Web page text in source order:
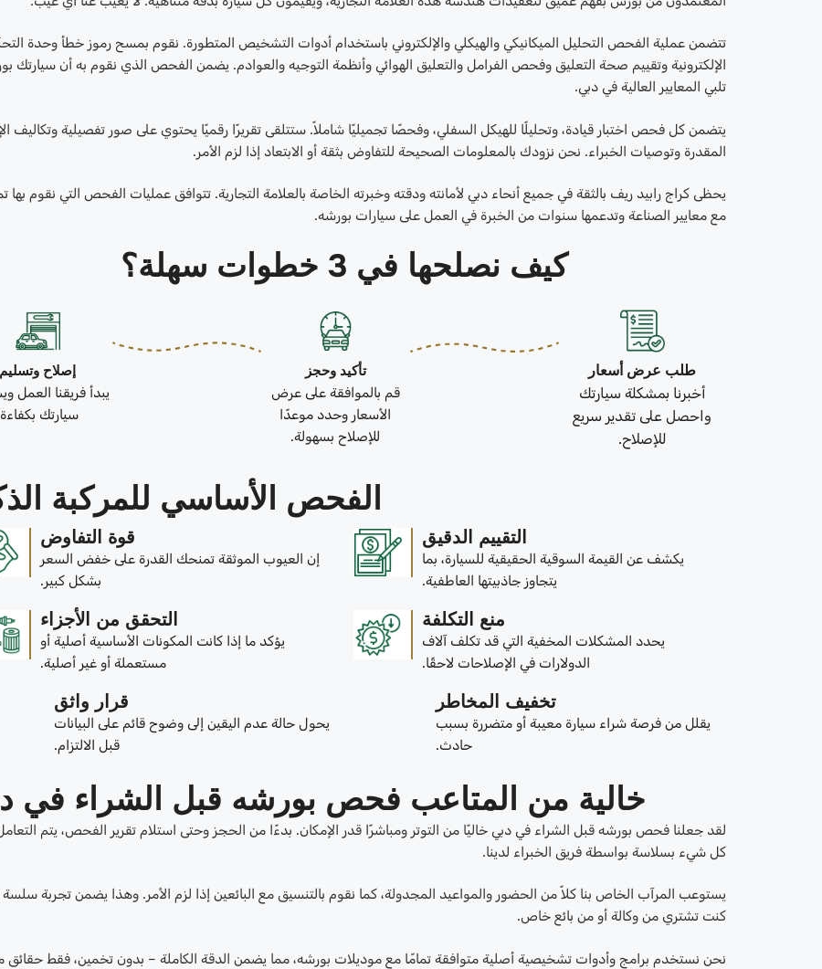
تتضمن عملية الفحص التحليل الميكانيكي والهيكلي والإلكتروني باستخدام أدوات التشخيص المتطورة. نقوم بمسح رموز خطأ وحدة
الإلكترونية وتقييم صحة التعليق وفحص الفرامل والتعليق الهوائي وأنظمة التوجيه والعوادم. يضمن الفحص الذي نقوم به أن سيارتك
تلبي المعايير العالية في دبي.
يتضمن كل فحص اختبار قيادة، وتحليلًا للهيكل السفلي، وفحصًا تجميليًا شاملاً. ستتلقى تقريرًا رقميًا يحتوي على صور تفصيلية وتكاليف
المقدرة وتوصيات الخبراء. نحن نزودك بالمعلومات الصحيحة للتفاوض بثقة أو الابتعاد إذا لزم الأمر.
يحظى كراج رابيد ريف بالثقة في جميع أنحاء دبي لأمانته ودقته وخبرته الخاصة بالعلامة التجارية. تتوافق عمليات الفحص التي نقوم بها
مع معايير الصناعة وتدعمها سنوات من الخبرة في العمل على سيارات بورشه.
كيف نصلحها في 3 خطوات سهلة؟
طلب عرض أسعار
أخبرنا بمشكلة سيارتك
واحصل على تقدير سريع
للإصلاح.
تأكيد وحجز
قم بالموافقة على عرض
الأسعار وحدد موعدًا
للإصلاح بسهولة.
إصلاح وتسليم
يبدأ فريقنا العمل
سيارتك
الفحص الأساسي للمركبة
التقييم الدقيق
يكشف عن القيمة السوقية الحقيقية للسيارة، بما
يتجاوز جاذبيتها العاطفية.
قوة التفاوض
إن العيوب الموثقة تمنحك القدرة على خفض السعر
بشكل كبير.
منع التكلفة
يحدد المشكلات المخفية التي قد تكلف آلاف
الدولارات في الإصلاحات لاحقًا.
التحقق من الأجزاء
يؤكد ما إذا كانت المكونات الأساسية أصلية أو
مستعملة أو غير أصلية.
تخفيف المخاطر
يقلل من فرصة شراء سيارة معيبة أو متضررة بسبب
حادث.
قرار واثق
يحول حالة عدم اليقين إلى وضوح قائم على البيانات
قبل الالتزام.
خالية من المتاعب فحص بورشه قبل الشراء في
لقد جعلنا فحص بورشه قبل الشراء في دبي خاليًا من التوتر ومباشرًا قدر الإمكان. بدءًا من الحجز وحتى استلام تقرير الفحص، يتم
كل شيء بسلاسة بواسطة فريق الخبراء لدينا.
يستوعب المرآب الخاص بنا كلاً من الحضور والمواعيد المجدولة، كما نقوم بالتنسيق مع البائعين إذا لزم الأمر. وهذا يضمن تجربة
كنت تشتري من وكالة أو من بائع خاص.
نحن نستخدم برامج وأدوات تشخيصية أصلية متوافقة تمامًا مع موديلات بورشه، مما يضمن الدقة الكاملة – بدون تخمين، فقط حقائق